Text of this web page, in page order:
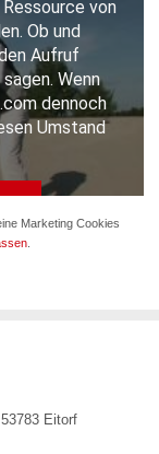
Marketing Cookies
.
Eitorf